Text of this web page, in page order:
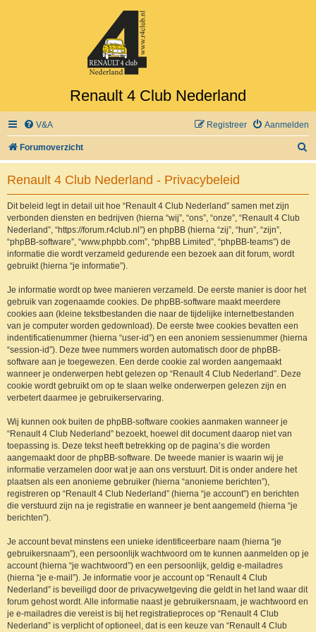
Renault 4 Club Nederland
V&A Aanmelden
Registreer
Forumoverzicht
o
Renault 4 Club Nederland - Privacybeleid
Dit beleid legt in detail uit hoe “Renault 4 Club Nederland” samen met zijn
verbonden diensten en bedrijven (hierna “wij”, “ons”, “onze”, “Renault 4 Club
Nederland”, “https://forum.r4club.nl”) en phpBB (hierna “zij”, “hun”, “zijn”,
“phpBB-software”, “www.phpbb.com”, “phpBB Limited”, “phpBB-teams”) de
informatie die wordt verzameld gedurende een bezoek aan dit forum, wordt
gebruikt (hierna “je informatie”).
Je informatie wordt op twee manieren verzameld. De eerste manier is door het
gebruik van zogenaamde cookies. De phpBB-software maakt meerdere
cookies aan (kleine tekstbestanden die naar de tijdelijke internetbestanden
van je computer worden gedownload). De eerste twee cookies bevatten een
indentificatienummer (hierna “user-id”) en een anoniem sessienummer (hierna
“session-id”). Deze twee nummers worden automatisch door de phpBB-
software aan je toegewezen. Een derde cookie zal worden aangemaakt
wanneer je onderwerpen hebt gelezen op “Renault 4 Club Nederland”. Deze
cookie wordt gebruikt om op te slaan welke onderwerpen gelezen zijn en
verbetert daarmee je gebruikerservaring.
Wij kunnen ook buiten de phpBB-software cookies aanmaken wanneer je
“Renault 4 Club Nederland” bezoekt, hoewel dit document daarop niet van
toepassing is. Deze tekst heeft betrekking op de pagina’s die worden
aangemaakt door de phpBB-software. De tweede manier is waarin wij je
informatie verzamelen door wat je aan ons verstuurt. Dit is onder andere het
plaatsen als een anonieme gebruiker (hierna “anonieme berichten”),
registreren op “Renault 4 Club Nederland” (hierna “je account”) en berichten
die verstuurd zijn na je registratie en wanneer je bent aangemeld (hierna “je
berichten”).
Je account bevat minstens een unieke identificeerbare naam (hierna “je
gebruikersnaam”), een persoonlijk wachtwoord om te kunnen aanmelden op je
account (hierna “je wachtwoord”) en een persoonlijk, geldig e-mailadres
(hierna “je e-mail”). Je informatie voor je account op “Renault 4 Club
Nederland” is beveiligd door de privacywetgeving die geldt in het land waar dit
forum gehost wordt. Alle informatie naast je gebruikersnaam, je wachtwoord en
je e-mailadres die vereist is bij het registratieproces op “Renault 4 Club
Nederland” is verplicht of optioneel, dat is een keuze van “Renault 4 Club